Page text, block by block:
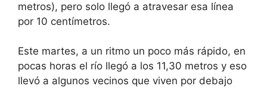
metros), pero solo llegó a atravesar esa línea
por 10 centímetros.
Este martes, a un ritmo un poco más rápido, en
pocas horas el río llegó a los 11,30 metros y eso
llevó a algunos vecinos que viven por debajo